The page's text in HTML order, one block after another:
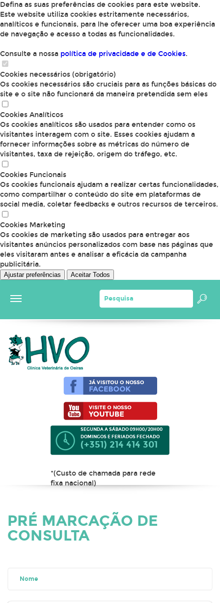
Defina as suas preferências de cookies para este website.
Este website utiliza cookies estritamente necessários,
analíticos e funcionais, para lhe oferecer uma boa experiência
de navegação e acesso a todas as funcionalidades.
Consulte a nossa política de privacidade e de Cookies.
Cookies necessários (obrigatório)
Os cookies necessários são cruciais para as funções básicas do
site e o site não funcionará da maneira pretendida sem eles
Cookies Analíticos
Os cookies analíticos são usados para entender como os
visitantes interagem com o site. Esses cookies ajudam a
fornecer informações sobre as métricas do número de
visitantes, taxa de rejeição, origem do tráfego, etc.
Cookies Funcionais
Os cookies funcionais ajudam a realizar certas funcionalidades,
como compartilhar o conteúdo do site em plataformas de
social media, coletar feedbacks e outros recursos de terceiros.
Cookies Marketing
Os cookies de marketing são usados para entregar aos
visitantes anúncios personalizados com base nas páginas que
eles visitaram antes e analisar a eficácia da campanha
publicitária.
Ajustar preferências Aceitar Todos
SEGUNDA A SÁBADO 09H00/20H00
DOMINGOS E FERIADOS FECHADO
(+351) 214 414 301
*(Custo de chamada para rede
fixa nacional)
PRÉ MARCAÇÃO DE
CONSULTA